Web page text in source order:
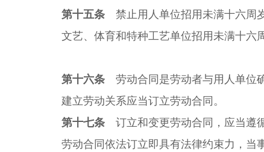
第十五条 禁止用人单位招用未满十六周
文艺、体育和特种工艺单位招用未满十六
第十六条 劳动合同是劳动者与用人单位
建立劳动关系应当订立劳动合同。
第十七条 订立和变更劳动合同，应当遵
劳动合同依法订立即具有法律约束力，当